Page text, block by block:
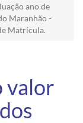
ano de
Maranhão -
Matrícula.
valor